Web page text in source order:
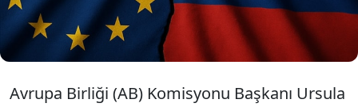
kapatmayı amaçlıyor.
Avrupa Birliği (AB) Komisyonu Başkanı Ursula